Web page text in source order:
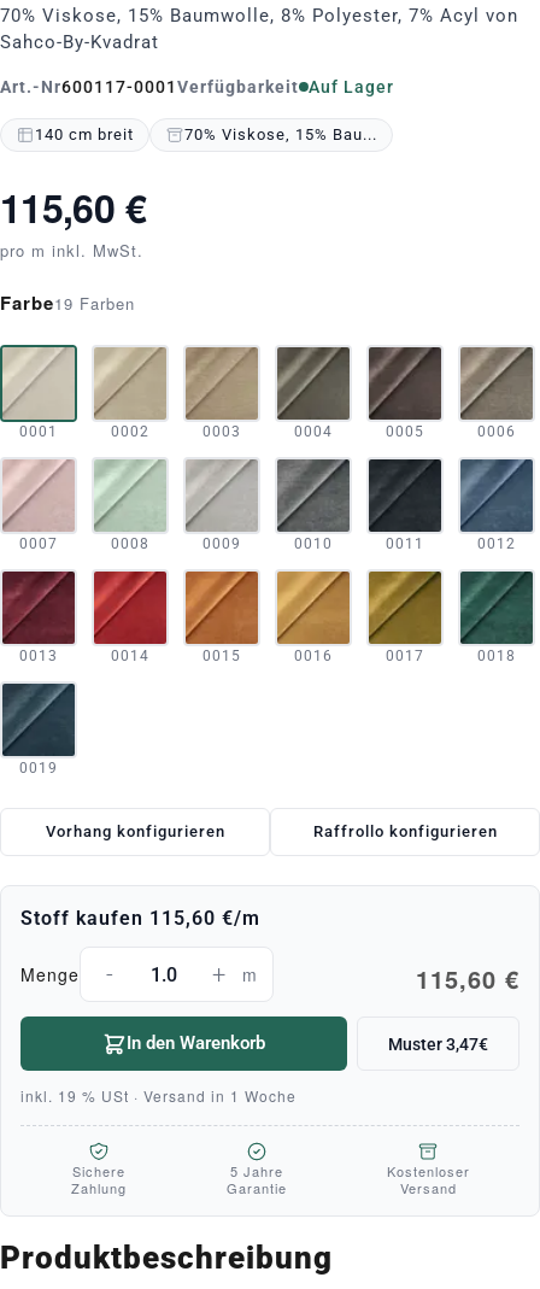
70% Viskose, 15% Baumwolle, 8% Polyester, 7% Acyl von
Sahco-By-Kvadrat
Art.-Nr600117-0001Verfügbarkeit Auf Lager
140 cm breit 70% Viskose, 15% Bau...
115,60 €
pro m inkl. MwSt.
Farbe19 Farben
0001 0002 0003 0004 0005 0006
0007 0008 0009 0010 0011 0012
0013 0014 0015 0016 0017 0018
0019
Vorhang konfigurieren Raffrollo konfigurieren
Stoff kaufen 115,60 €/m
Menge - + m 115,60 €
In den Warenkorb Muster 3,47€
inkl. 19 % USt · Versand in 1 Woche
Sichere
Zahlung
5 Jahre
Garantie
Kostenloser
Versand
Produktbeschreibung